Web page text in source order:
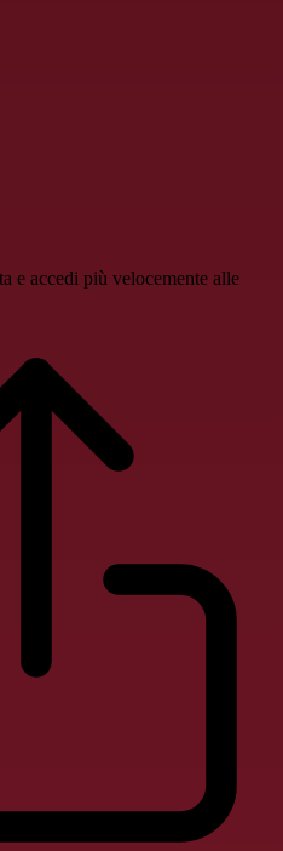
e accedi più velocemente alle